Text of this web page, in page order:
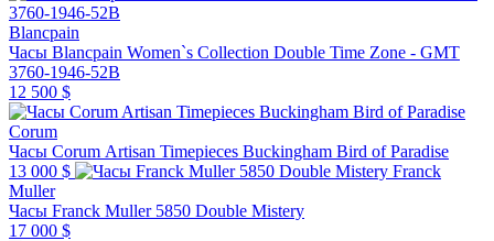
Blancpain
Часы Blancpain Women`s Collection Double Time Zone - GMT
3760-1946-52B
12 500 $
Corum
Часы Corum Artisan Timepieces Buckingham Bird of Paradise
13 000 $
Franck
Muller
Часы Franck Muller 5850 Double Mistery
17 000 $